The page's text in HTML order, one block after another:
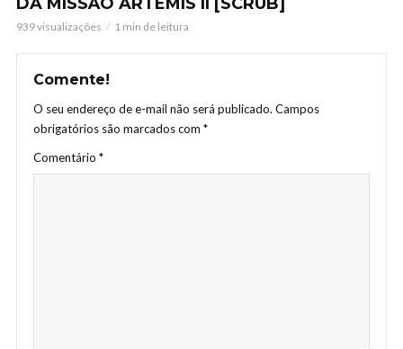
939 visualizações 1 min de leitura
Comente!
O seu endereço de e-mail não será publicado. Campos
obrigatórios são marcados com *
Comentário *